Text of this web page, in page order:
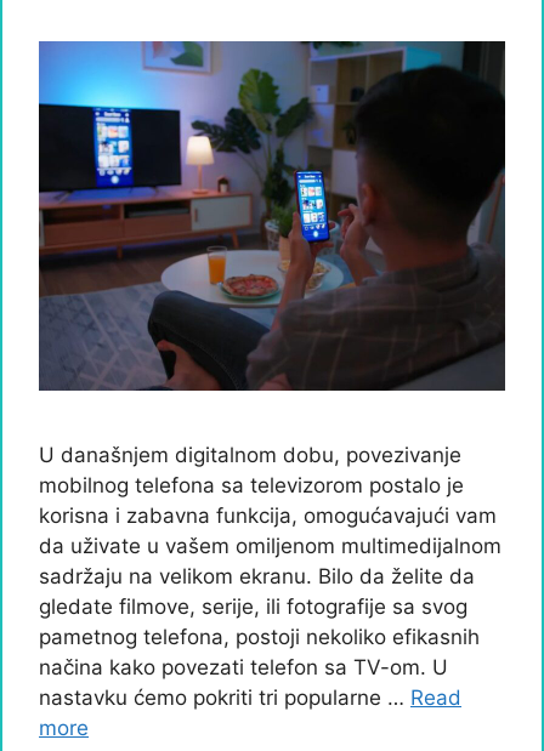
U današnjem digitalnom dobu, povezivanje
mobilnog telefona sa televizorom postalo je
korisna i zabavna funkcija, omogućavajući vam
da uživate u vašem omiljenom multimedijalnom
sadržaju na velikom ekranu. Bilo da želite da
gledate filmove, serije, ili fotografije sa svog
pametnog telefona, postoji nekoliko efikasnih
načina kako povezati telefon sa TV-om. U
nastavku ćemo pokriti tri popularne … Read
more